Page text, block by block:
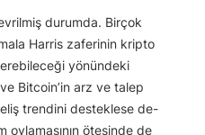
durumda. Birçok
Harris zaferinin kripto
yönündeki
Bitcoin’in arz ve talep
trendini desteklese de-
oylamasının ötesinde de